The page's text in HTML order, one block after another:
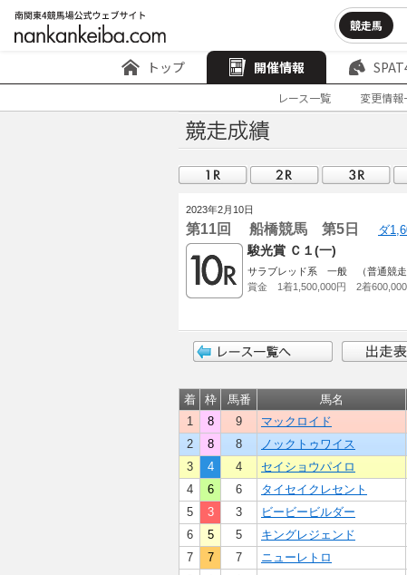
競走馬
トップ 開催情報
レース一覧 変更情報
2023年2月10日
第11回 船橋競馬 第5日 ダ
駿光賞 Ｃ１(一)
サラブレッド系 一般 （普通競走
賞金 1着1,500,000円 2着
着 枠 馬番 馬名
1
8 9 マックロイド
2
8 8 ノックトゥワイス
3
4 4 セイショウパイロ
4
6 6 タイセイクレセント
5
3 3 ビービービルダー
6
5 5 キングレジェンド
7
7 7 ニューレトロ